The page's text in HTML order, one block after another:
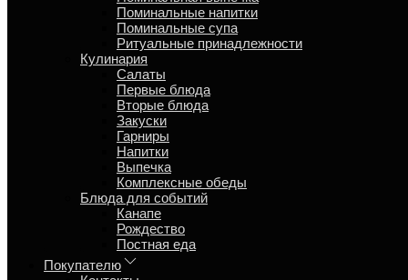
Поминальные напитки
Поминальные супа
Ритуальные принадлежности
Кулинария
Салаты
Первые блюда
Вторые блюда
Закуски
Гарниры
Напитки
Выпечка
Комплексные обеды
Блюда для событий
Канапе
Рождество
Постная еда
Покупателю
3 июля 2025
Как варить кутью из риса
180 гр. риса, промытого до прозрачной воды!
270 гр. Воды